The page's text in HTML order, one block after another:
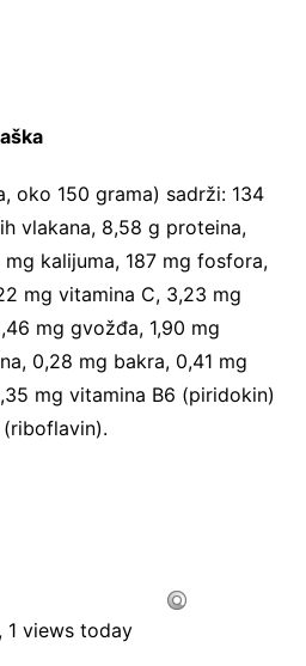
oko 150 grama) sadrži: 134
vlakana, 8,58 g proteina,
kalijuma, 187 mg fosfora,
mg vitamina C, 3,23 mg
mg gvožđa, 1,90 mg
0,28 mg bakra, 0,41 mg
mg vitamina B6 (piridokin)
, 1 views today